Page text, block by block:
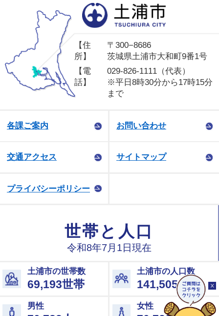
【住
所】
〒300−8686
茨城県土浦市大和町9番1号
【電
話】
029-826-1111（代表）
※平日8時30分から17時15分
まで
各課ご案内 お問い合わせ
交通アクセス サイトマップ
プライバシーポリシー